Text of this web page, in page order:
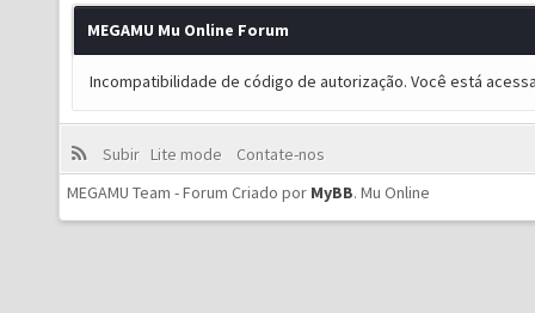
MEGAMU Mu Online Forum
Incompatibilidade de código de autorização. Você está
Subir Lite mode
Contate-nos
MEGAMU Team - Forum Criado por MyBB. Mu Online